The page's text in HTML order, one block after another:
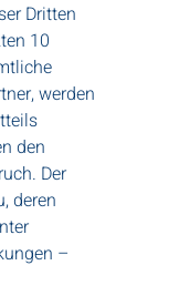
Dritten
10
werden
den
Der
deren
–